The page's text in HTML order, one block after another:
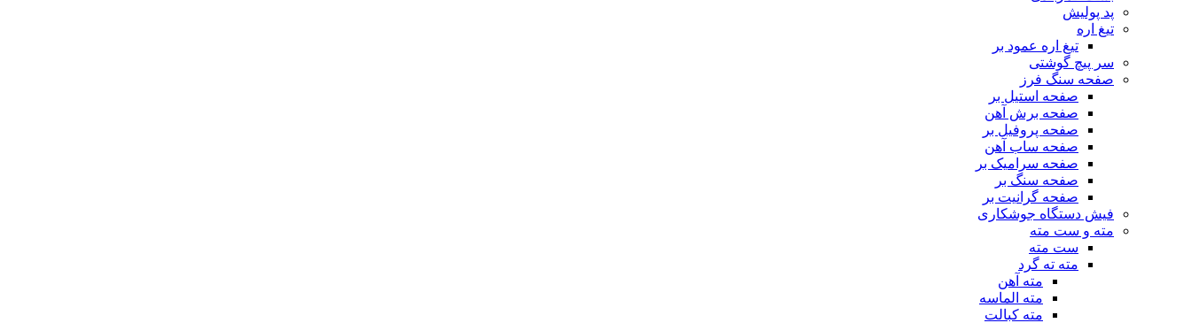
پد پولیش
تیغ اره
تیغ اره عمود بر
سر پیچ گوشتی
صفحه سنگ فرز
صفحه استیل بر
صفحه برش آهن
صفحه پروفیل بر
صفحه ساب آهن
صفحه سرامیک بر
صفحه سنگ بر
صفحه گرانیت بر
فیش دستگاه جوشکاری
مته و ست مته
ست مته
مته ته گرد
مته آهن
مته الماسه
مته کبالت